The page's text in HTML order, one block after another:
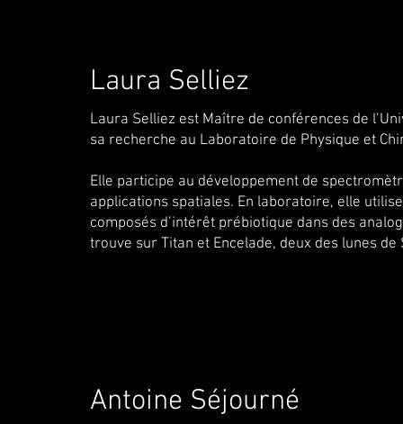
Laura Selliez
Laura Selliez est Maître de conférences de
sa recherche au Laboratoire de Physique et
Elle participe au développement de
applications spatiales. En laboratoire, elle
composés d’intérêt prébiotique dans des
trouve sur Titan et Encelade, deux des lunes de
Antoine Séjourné